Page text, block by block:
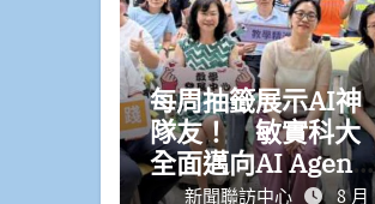
每周抽籤展示AI神
隊友！ 敏實科大
全面邁向AI Agent
大學新里程
新聞聯訪中心 8 月